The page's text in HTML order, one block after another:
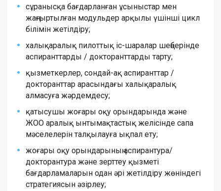
сұранысқа бағдарланған ұсыныстар мен
жаңғыртылған модульдер арқылы үшінші цикл
білімін жетілдіру;
халықаралық пилоттық іс-шаралар шеңберінде
аспиранттарды / докторанттарды тарту;
қызметкерлер, сондай-ақ аспиранттар /
докторанттар арасындағы халықаралық
алмасуға жәрдемдесу;
қатысушы жоғары оқу орындарында және
ЖОО аралық ынтымақтастық желісінде сапа
мәселелерін талқылауға ықпал ету;
жоғары оқу орындарының аспирантура/
докторантура және зерттеу қызметі
бағдарламаларын одан әрі жетілдіру жөніндегі
стратегиясын әзірлеу;